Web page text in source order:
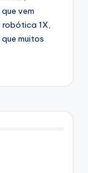
vem
robótica 1X,
muitos